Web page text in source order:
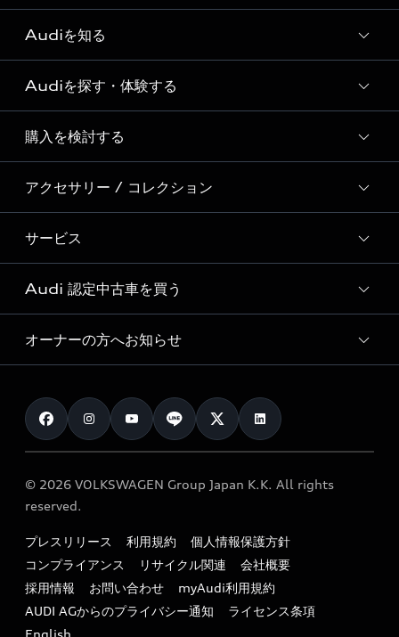
Audiを知る
Audi ブランド
Story of Progress
Audi Sport
Formula 1®
デジタルサービス
Audiを探す・体験する
ディーラー検索
新車在庫検索
試乗車・展示車検索
見積り依頼
試乗予約
購入を検討する
モデル一覧
特別仕様モデル / 限定モデル
e-tronラインアップ
価格シミュレーション
車両比較
カタログ一覧
アクセサリー / コレクション
純正アクセサリー
オンラインショップ
Audi collection
アウディナビアプリ
サービス
サービス入庫予約
サービスプログラム
メンテナンス
車検 / 定期点検
e-tronアフターサポート
myAudi
Audi 認定中古車を買う
Audi認定中古車
クオリティ
保証
メンテナンス
ファイナンス
キャンペーン / イベント
買取査定
オーナーの方へお知らせ
お知らせ
オーナー様向けキャンペーン
特定整備適用車一覧
リサイクル法
よくある質問（FAQ）
© 2026 VOLKSWAGEN Group Japan K.K. All rights
reserved.
プレスリリース 利用規約
個人情報保護方針
コンプライアンス
リサイクル関連
会社概要
採用情報
お問い合わせ
myAudi利用規約
AUDI AGからのプライバシー通知
ライセンス条項
English